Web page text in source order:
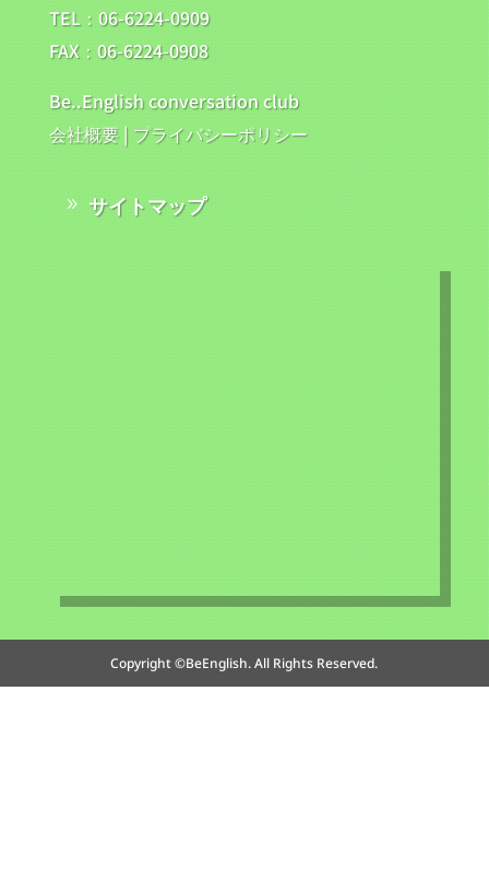
TEL：06-6224-0909
FAX：06-6224-0908
Be..English conversation club
会社概要| プライバシーポリシー
サイトマップ
Copyright ©BeEnglish. All Rights Reserved.